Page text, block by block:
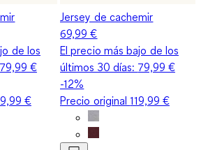
de los
79,99 €
€
Jersey de cachemir
69,99 €
El precio más bajo de los
últimos 30 días: 79,99 €
-12%
Precio original119,99 €